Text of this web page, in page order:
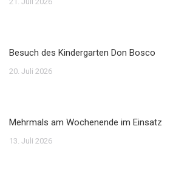
Besuch des Kindergarten Don Bosco
20. Juli 2026
Mehrmals am Wochenende im Einsatz
13. Juli 2026